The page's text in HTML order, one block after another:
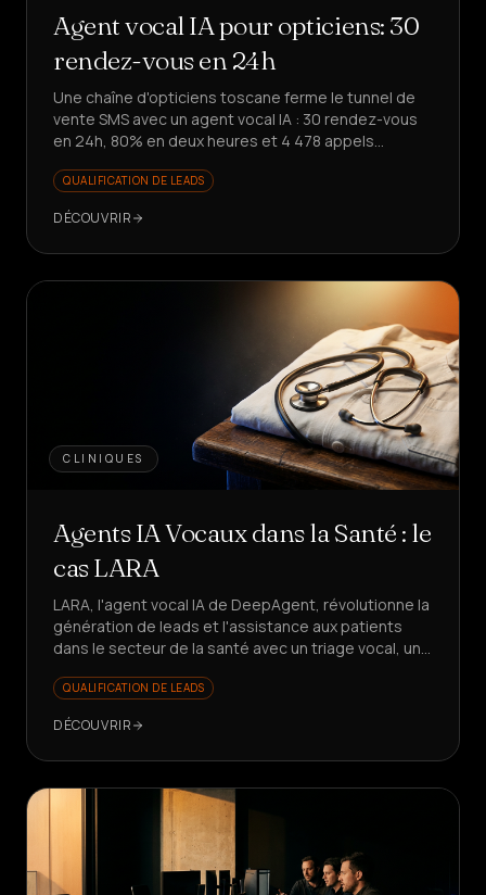
Agent vocal IA pour opticiens: 30
rendez-vous en 24h
Une chaîne d'opticiens toscane ferme le tunnel de
vente SMS avec un agent vocal IA : 30 rendez-vous
en 24h, 80% en deux heures et 4 478 appels
QUALIFICATION DE LEADS
DÉCOUVRIR
CLINIQUES
Agents IA Vocaux dans la Santé : le
cas LARA
LARA, l'agent vocal IA de DeepAgent, révolutionne la
génération de leads et l'assistance aux patients
dans le secteur de la santé avec un triage vocal, un
voir comment ?
QUALIFICATION DE LEADS
DÉCOUVRIR